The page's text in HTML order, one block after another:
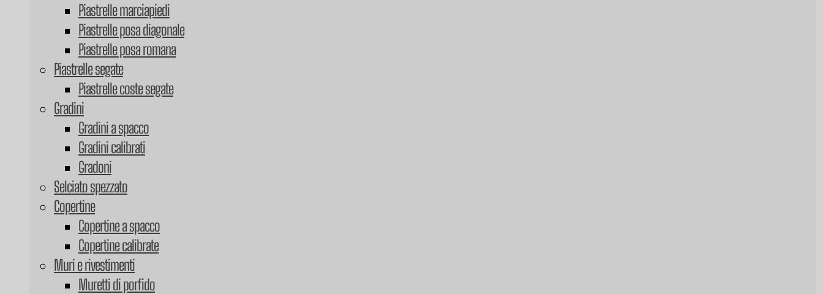
Piastrelle marciapiedi
Piastrelle posa diagonale
Piastrelle posa romana
Piastrelle segate
Piastrelle coste segate
Gradini
Gradini a spacco
Gradini calibrati
Gradoni
Selciato spezzato
Copertine
Copertine a spacco
Copertine calibrate
Muri e rivestimenti
Muretti di porfido